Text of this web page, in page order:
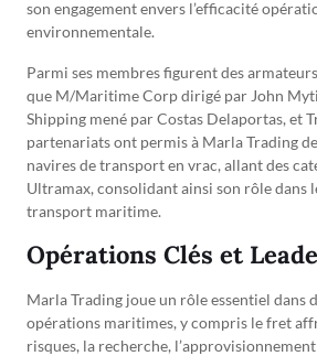
son engagement envers l’efficacité
environnementale.
Parmi ses membres figurent des
que M/Maritime Corp dirigé par John
Shipping mené par Costas Delaportas, et
partenariats ont permis à Marla Trading
navires de transport en vrac, allant des
Ultramax, consolidant ainsi son rôle dans
transport maritime.
Opérations Clés et
Marla Trading joue un rôle essentiel dans
opérations maritimes, y compris le fret
risques, la recherche,